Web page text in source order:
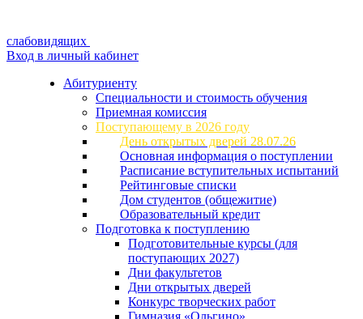
слабовидящих
Вход в личный кабинет
Абитуриенту
Специальности и стоимость обучения
Приемная комиссия
Поступающему в 2026 году
День открытых дверей 28.07.26
Основная информация о поступлении
Расписание вступительных испытаний
Рейтинговые списки
Дом студентов (общежитие)
Образовательный кредит
Подготовка к поступлению
Подготовительные курсы (для
поступающих 2027)
Дни факультетов
Дни открытых дверей
Конкурс творческих работ
Гимназия «Ольгино»